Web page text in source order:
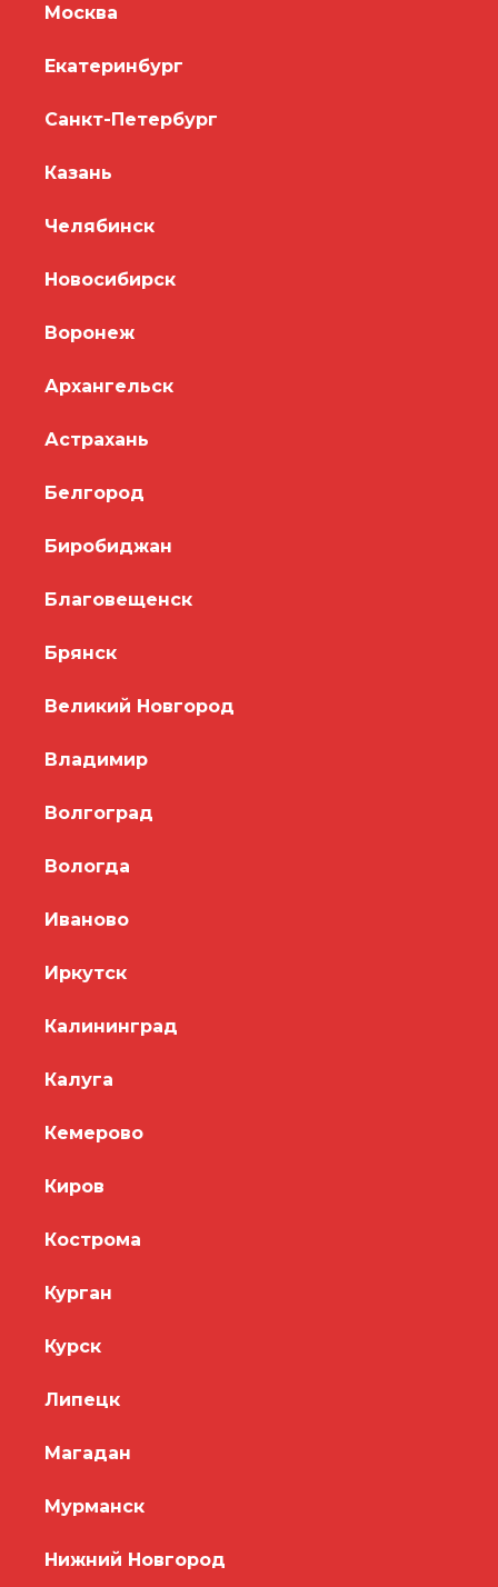
Москва
Екатеринбург
Санкт-Петербург
Казань
Челябинск
Новосибирск
Воронеж
Архангельск
Астрахань
Белгород
Биробиджан
Благовещенск
Брянск
Великий Новгород
Владимир
Волгоград
Вологда
Иваново
Иркутск
Калининград
Калуга
Кемерово
Киров
Кострома
Курган
Курск
Липецк
Магадан
Мурманск
Нижний Новгород